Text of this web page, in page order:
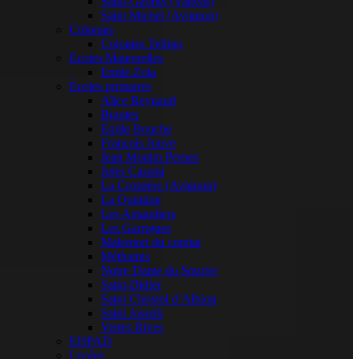
Saint Michel (Avignon)
Colonies
Colonies Telligo
Ecoles Maternelles
Emile Zola
Écoles primaires
Alice Reynaud
Brantes
Emile Bouche
François Jouve
Jean Moulin Pernes
Jules Cassini
La Croisière (Avignon)
La Quintine
Les Amandiers
Les Garrigues
Malemort du comtat
Méthamis
Notre Dame du Sourire
Saint-Didier
Saint Christol d’Albion
Saint Joseph
Vertes Rives
EHPAD
Lycées